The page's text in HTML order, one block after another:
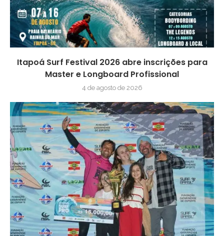
Itapoá Surf Festival 2026 abre inscrições para
Master e Longboard Profissional
4 de agosto de 2026